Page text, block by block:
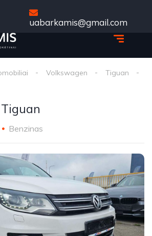
uabarkamis@gmail.com
Volkswagen
Tiguan
Benzinas